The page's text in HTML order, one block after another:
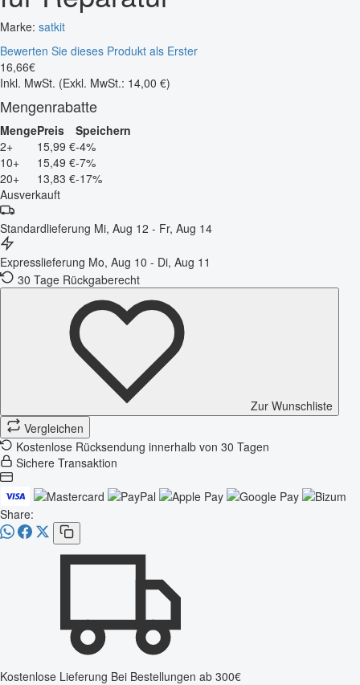
Marke: satkit
Bewerten Sie dieses Produkt als Erster
16,66€
Inkl. MwSt. (Exkl. MwSt.: 14,00 €)
Mengenrabatte
MengePreis
Speichern
2+
15,99 €-4%
10+
15,49 €-7%
20+
13,83 €-17%
Ausverkauft
Standardlieferung Mi, Aug 12 - Fr, Aug 14
Expresslieferung Mo, Aug 10 - Di, Aug 11
30 Tage Rückgaberecht
Zur Wunschliste
Vergleichen
Kostenlose Rücksendung innerhalb von 30 Tagen
Sichere Transaktion
Share:
Kostenlose Lieferung Bei Bestellungen ab 300€